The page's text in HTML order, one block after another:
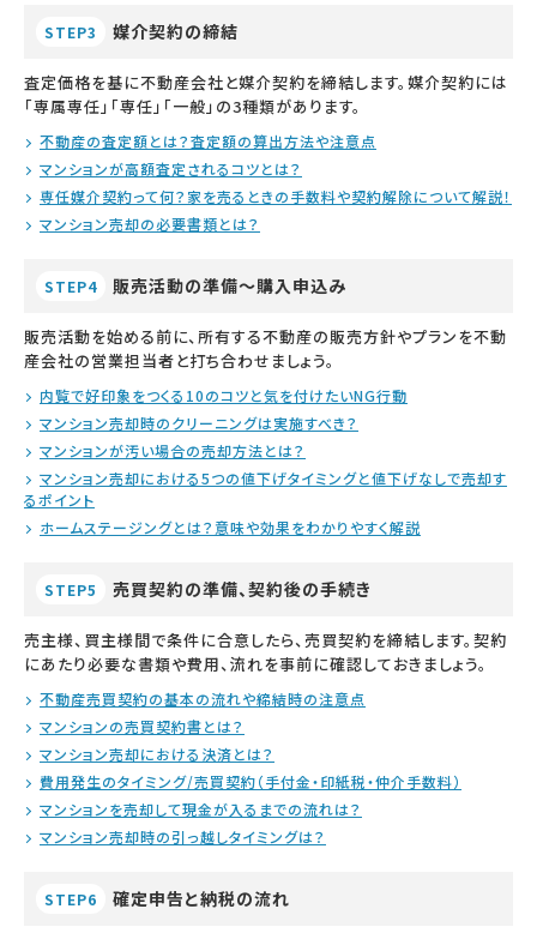
STEP3 媒介契約の締結
査定価格を基に不動産会社と媒介契約を締結します。媒介契約には
「専属専任」「専任」「一般」の3種類があります。
不動産の査定額とは？査定額の算出方法や注意点
マンションが高額査定されるコツとは？
専任媒介契約って何？家を売るときの手数料や契約解除について解説！
マンション売却の必要書類とは？
STEP4 販売活動の準備～購入申込み
販売活動を始める前に、所有する不動産の販売方針やプランを不動
産会社の営業担当者と打ち合わせましょう。
内覧で好印象をつくる10のコツと気を付けたいNG行動
マンション売却時のクリーニングは実施すべき？
マンションが汚い場合の売却方法とは？
マンション売却における5つの値下げタイミングと値下げなしで売却す
るポイント
ホームステージングとは？意味や効果をわかりやすく解説
STEP5 売買契約の準備、契約後の手続き
売主様、買主様間で条件に合意したら、売買契約を締結します。契約
にあたり必要な書類や費用、流れを事前に確認しておきましょう。
不動産売買契約の基本の流れや締結時の注意点
マンションの売買契約書とは？
マンション売却における決済とは？
費用発生のタイミング/売買契約（手付金・印紙税・仲介手数料）
マンションを売却して現金が入るまでの流れは？
マンション売却時の引っ越しタイミングは？
STEP6 確定申告と納税の流れ